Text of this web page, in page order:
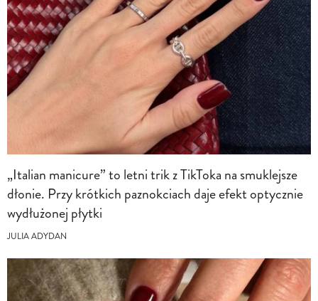
„Italian manicure” to letni trik z TikToka na smuklejsze
dłonie. Przy krótkich paznokciach daje efekt optycznie
wydłużonej płytki
JULIA ADYDAN